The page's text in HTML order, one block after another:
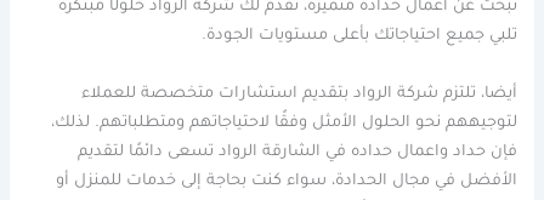
تبحث عن أعمال حدادة متميزة، تقدم لك شركة الرواد حلولًا مبتكرة
تلبي جميع احتياجاتك بأعلى مستويات الجودة.
أيضا، تلتزم شركة الرواد بتقديم استشارات متخصصة للعملاء
لتوجيههم نحو الحلول الأمثل وفقًا لاحتياجاتهم ومتطلباتهم. لذلك،
فإن حداد واعمال حداده في الشارقة الرواد تسعى دائمًا لتقديم
الأفضل في مجال الحدادة، سواء كنت بحاجة إلى خدمات للمنزل أو